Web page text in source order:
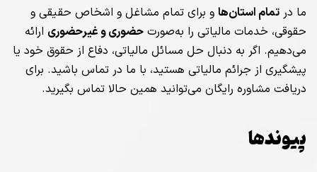
ما در تمام استان‌ها و برای تمام مشاغل و اشخاص حقیقی و
حقوقی، خدمات مالیاتی را به‌صورت حضوری و غیرحضوری ارائه
می‌دهیم. اگر به دنبال حل مسائل مالیاتی، دفاع از حقوق خود یا
پیشگیری از جرائم مالیاتی هستید، با ما در تماس باشید. برای
دریافت مشاوره رایگان می‌توانید همین حالا تماس بگیرید.
پیوندها